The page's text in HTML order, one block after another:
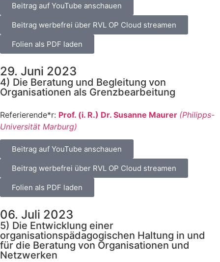
Bei­trag auf You­Tube anschau­en
Bei­trag wer­be­frei über RVL OP Cloud strea­men
Foli­en als PDF laden
29. Juni 2023
4) Die Beratung und Begleitung von
Organisationen als Grenzbearbeitung
Referierende*r: Prof. (i. R.) Dr. Susan­ne Mau­rer (Phil­ipps-
Uni­ver­si­tät Mar­burg)
Bei­trag auf You­Tube anschau­en
Bei­trag wer­be­frei über RVL OP Cloud strea­men
Foli­en als PDF laden
06. Juli 2023
5) Die Entwicklung einer
organisationspädagogischen Haltung in und
für die Beratung von Organisationen und
Netzwerken